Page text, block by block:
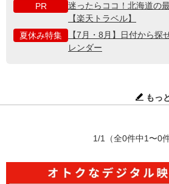
PR
迷ったらココ！北海道の
【楽天トラベル】
夏休み特集
【7月・8月】日付から探
レンダー
もっ
1/1 （全0件中1〜0件